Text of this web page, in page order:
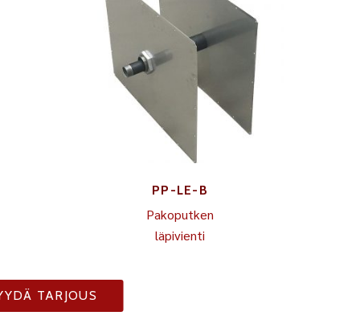
PP-LE-B
Pakoputken
läpivienti
TARJOUS